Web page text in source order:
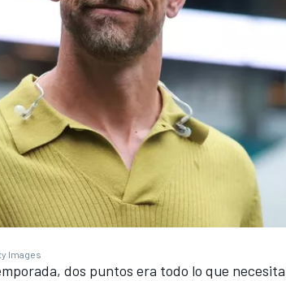
Images
dos puntos era todo lo que